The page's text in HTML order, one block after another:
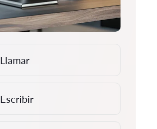
Llamar
Escribir